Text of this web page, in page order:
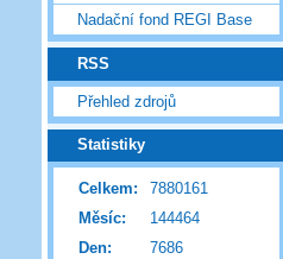
Nadační fond REGI Base
RSS
Přehled zdrojů
Statistiky
Celkem:
7880161
Měsíc:
144464
Den:
7686